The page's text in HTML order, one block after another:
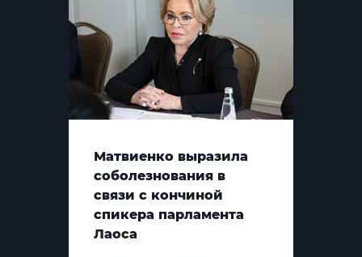
Матвиенко выразила
соболезнования в
связи с кончиной
спикера парламента
Лаоса